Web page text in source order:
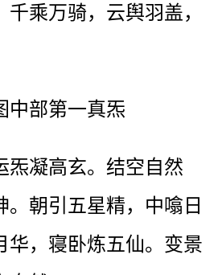
乘万骑，云舆羽盖，
中部第一真炁
炁凝高玄。结空自然
。朝引五星精，中噏日
华，寝卧炼五仙。变景